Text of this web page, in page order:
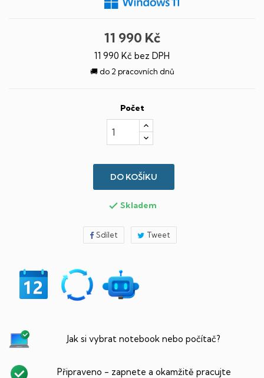
11 990 Kč
11 990 Kč bez DPH
🚚 do 2 pracovních dnů
Počet
DO KOŠÍKU
 Skladem
Sdílet Tweet
Jak si vybrat notebook nebo počítač?
Připraveno - zapnete a okamžitě pracujte